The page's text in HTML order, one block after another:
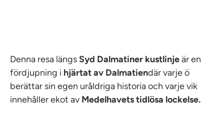
Denna resa längsSyd Dalmatiner kustlinjeär en
fördjupning i hjärtat av Dalmatiendär varje ö
berättar sin egen uråldriga historia och varje vik
innehåller ekot av Medelhavets tidlösa lockelse.